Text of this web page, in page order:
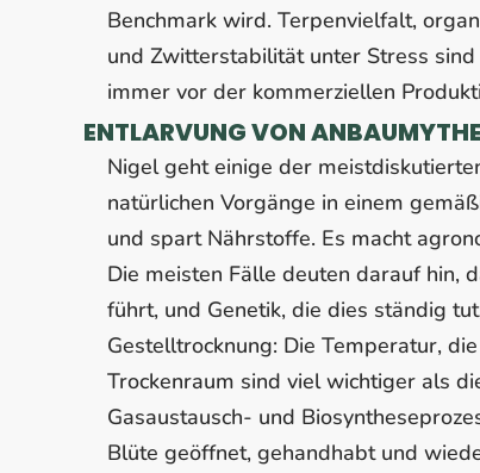
Benchmark wird. Terpenvielfalt,
und Zwitterstabilität unter Stress
immer vor der kommerziellen
ENTLARVUNG VON
Nigel geht einige der
natürlichen Vorgänge in einem
und spart Nährstoffe. Es macht
Die meisten Fälle deuten darauf hin,
führt, und Genetik, die dies ständig
Gestelltrocknung: Die Temperatur,
Trockenraum sind viel wichtiger als
Gasaustausch- und
Blüte geöffnet, gehandhabt und